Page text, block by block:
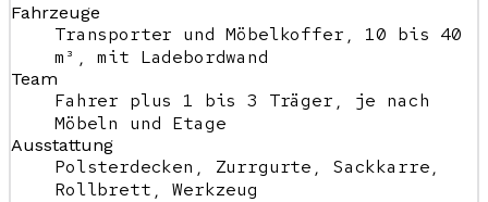
Fahrzeuge
Transporter und Möbelkoffer, 10 bis 40
m³, mit Ladebordwand
Team
Fahrer plus 1 bis 3 Träger, je nach
Möbeln und Etage
Ausstattung
Polsterdecken, Zurrgurte, Sackkarre,
Rollbrett, Werkzeug